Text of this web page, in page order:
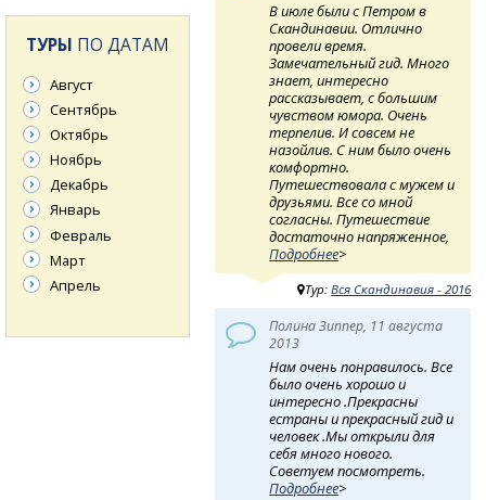
В июле были с Петром в
Скандинавии. Отлично
провели время.
Замечательный гид. Много
знает, интересно
рассказывает, с большим
чувством юмора. Очень
терпелив. И совсем не
назойлив. С ним было очень
комфортно.
Путешествовала с мужем и
друзьями. Все со мной
согласны. Путешествие
достаточно напряженное,
Подробнее>
Тур:Вся Скандинавия - 2016
Полина Зиппер, 11 августа
2013
Нам очень понравилось. Все
было очень хорошо и
интересно .Прекрасны
естраны и прекрасный гид и
человек .Мы открыли для
себя много нового.
Советуем посмотреть.
Подробнее>
ТУРЫ ПО ДАТАМ
Август
Сентябрь
Октябрь
Ноябрь
Декабрь
Январь
Февраль
Март
Апрель